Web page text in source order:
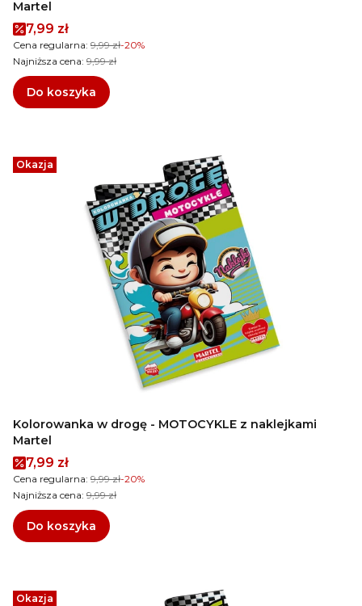
Martel
Cena promocyjna
7,99 zł
Cena regularna: 9,99 zł-20%
Najniższa cena: 9,99 zł
Do koszyka
Okazja
Kolorowanka w drogę - MOTOCYKLE z naklejkami
Martel
Cena promocyjna
7,99 zł
Cena regularna: 9,99 zł-20%
Najniższa cena: 9,99 zł
Do koszyka
Okazja